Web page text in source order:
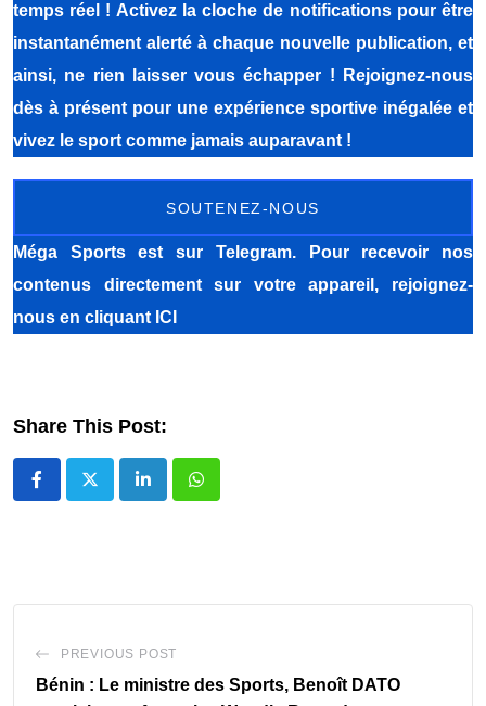
temps réel ! Activez la cloche de notifications pour être
instantanément alerté à chaque nouvelle publication, et
ainsi, ne rien laisser vous échapper ! Rejoignez-nous
dès à présent pour une expérience sportive inégalée et
vivez le sport comme jamais auparavant !
SOUTENEZ-NOUS
Méga Sportsest sur Telegram. Pour recevoir nos
contenus directement sur votre appareil, rejoignez-
nous en cliquant ICI
Share This Post:
LinkedIn Whatsapp
PREVIOUS POST
Bénin : Le ministre des Sports, Benoît DATO